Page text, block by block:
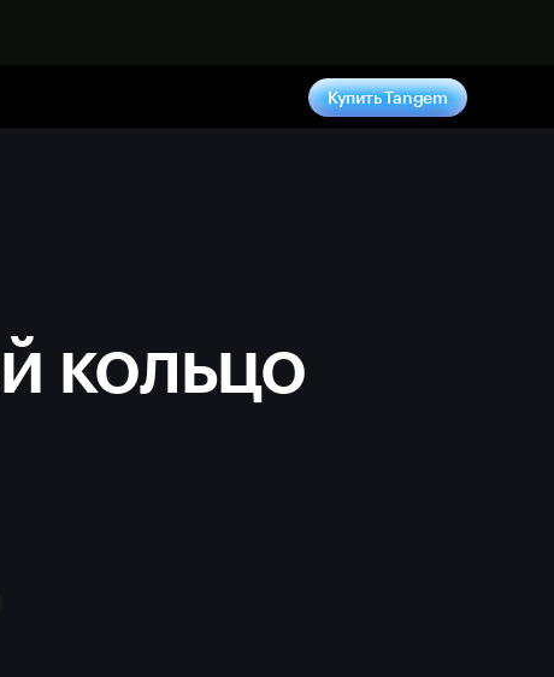
Купить Tangem
кольцо